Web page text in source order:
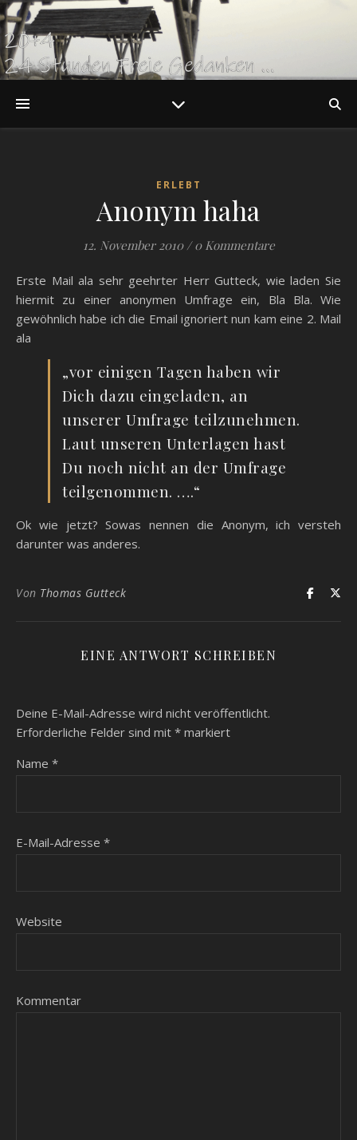
ERLEBT
Anonym haha
12. November 2010 / 0 Kommentare
Erste Mail ala sehr geehrter Herr Gutteck, wie laden Sie
hiermit zu einer anonymen Umfrage ein, Bla Bla. Wie
gewöhnlich habe ich die Email ignoriert nun kam eine 2. Mail
ala
„vor einigen Tagen haben wir
Dich dazu eingeladen, an
unserer Umfrage teilzunehmen.
Laut unseren Unterlagen hast
Du noch nicht an der Umfrage
teilgenommen. ….“
Ok wie jetzt? Sowas nennen die Anonym, ich versteh
darunter was anderes.
Von Thomas Gutteck
EINE ANTWORT SCHREIBEN
Deine E-Mail-Adresse wird nicht veröffentlicht.
Erforderliche Felder sind mit * markiert
Name *
E-Mail-Adresse *
Website
Kommentar